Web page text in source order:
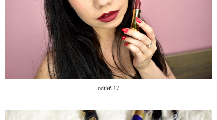
odtieň 17